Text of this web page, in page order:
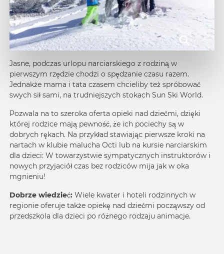
Jasne, podczas urlopu narciarskiego z rodziną w
pierwszym rzędzie chodzi o spędzanie czasu razem.
Jednakże mama i tata czasem chcieliby też spróbować
swych sił sami, na trudniejszych stokach Sun Ski World.
Pozwala na to szeroka oferta opieki nad dziećmi, dzięki
której rodzice mają pewność, że ich pociechy są w
dobrych rękach. Na przykład stawiając pierwsze kroki na
nartach w klubie malucha Octi lub na kursie narciarskim
dla dzieci: W towarzystwie sympatycznych instruktorów i
nowych przyjaciół czas bez rodziców mija jak w oka
mgnieniu!
Dobrze wiedzieć: Wiele kwater i hoteli rodzinnych w
regionie oferuje także opiekę nad dziećmi począwszy od
przedszkola dla dzieci po różnego rodzaju animacje.